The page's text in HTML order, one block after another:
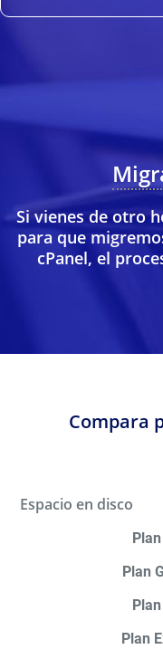
Si vienes de otro
para que
cPanel, el
Compara
Espacio en disco